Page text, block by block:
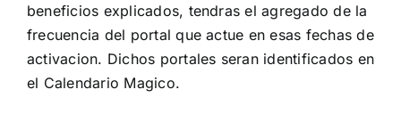
beneficios explicados, tendras el agregado de la
frecuencia del portal que actue en esas fechas de
activacion. Dichos portales seran identificados en
el Calendario Magico.